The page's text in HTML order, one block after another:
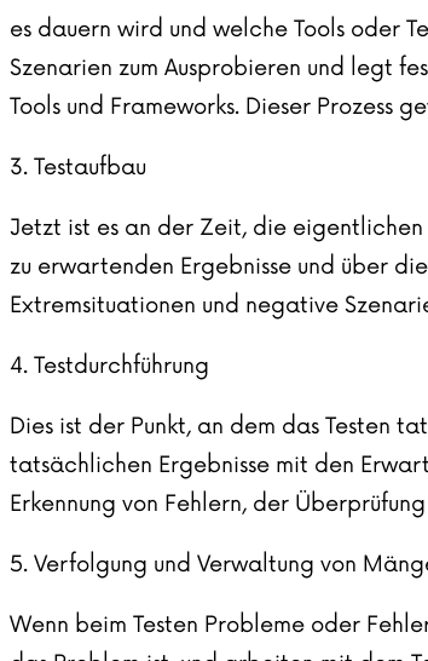
es dauern wird und welche Tools oder
Szenarien zum Ausprobieren und legt
Tools und Frameworks. Dieser Prozess
3. Testaufbau
Jetzt ist es an der Zeit, die eigentlichen
zu erwartenden Ergebnisse und über
Extremsituationen und negative
4. Testdurchführung
Dies ist der Punkt, an dem das Testen
tatsächlichen Ergebnisse mit den
Erkennung von Fehlern, der
5. Verfolgung und Verwaltung von
Wenn beim Testen Probleme oder